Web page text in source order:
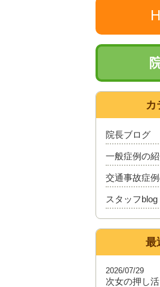
カ
院長ブログ
一般症例の
交通事故症
スタッフblog
最
次女の押し
2026/07/29